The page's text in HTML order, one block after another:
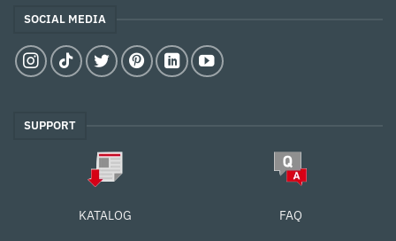
SOCIAL MEDIA
SUPPORT
KATALOG FAQ